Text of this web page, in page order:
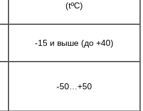
(tºС)
-15 и выше (до +40)
-50…+50